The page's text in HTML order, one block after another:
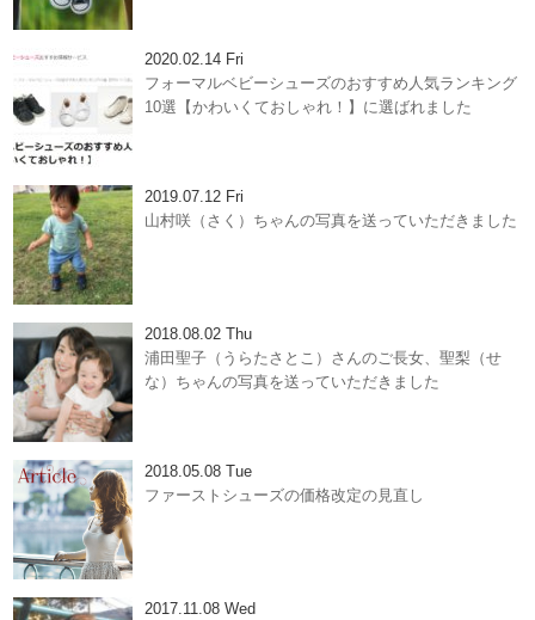
2020.02.14 Fri
フォーマルベビーシューズのおすすめ人気ランキング
10選【かわいくておしゃれ！】に選ばれました
2019.07.12 Fri
山村咲（さく）ちゃんの写真を送っていただきました
2018.08.02 Thu
浦田聖子（うらたさとこ）さんのご長女、聖梨（せ
な）ちゃんの写真を送っていただきました
2018.05.08 Tue
ファーストシューズの価格改定の見直し
2017.11.08 Wed